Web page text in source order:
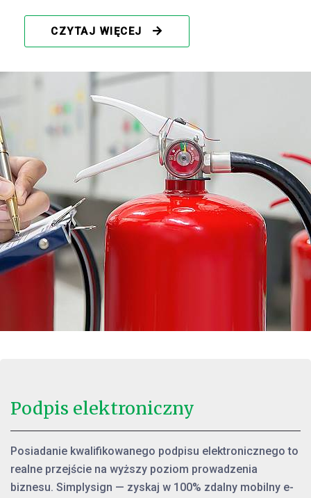
CZYTAJ WIĘCEJ
Podpis elektroniczny
Posiadanie kwalifikowanego podpisu elektronicznego to
realne przejście na wyższy poziom prowadzenia
biznesu. Simplysign — zyskaj w 100% zdalny mobilny e-